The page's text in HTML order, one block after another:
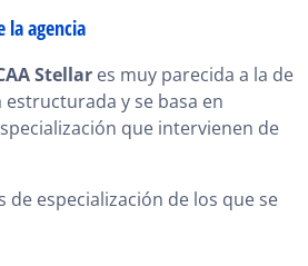
la agencia
Stellar es muy parecida a la de
y se basa en
que intervienen de
de especialización de los que se